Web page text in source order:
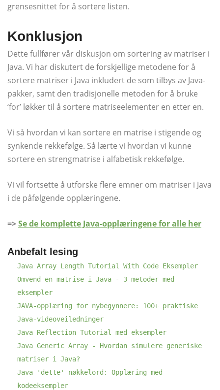
grensesnittet for å sortere listen.
Konklusjon
Dette fullfører vår diskusjon om sortering av matriser i
Java. Vi har diskutert de forskjellige metodene for å
sortere matriser i Java inkludert de som tilbys av Java-
pakker, samt den tradisjonelle metoden for å bruke
‘for’ løkker til å sortere matriseelementer en etter en.
Vi så hvordan vi kan sortere en matrise i stigende og
synkende rekkefølge. Så lærte vi hvordan vi kunne
sortere en strengmatrise i alfabetisk rekkefølge.
Vi vil fortsette å utforske flere emner om matriser i Java
i de påfølgende opplæringene.
=>Se de komplette Java-opplæringene for alle her
Anbefalt lesing
Java Array Length Tutorial With Code Eksempler
Omvend en matrise i Java - 3 metoder med
eksempler
JAVA-opplæring for nybegynnere: 100+ praktiske
Java-videoveiledninger
Java Reflection Tutorial med eksempler
Java Generic Array - Hvordan simulere generiske
matriser i Java?
Java 'dette' nøkkelord: Opplæring med
kodeeksempler